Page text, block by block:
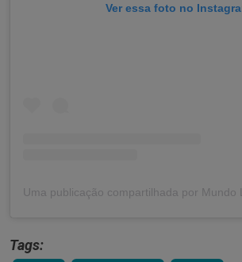
Ver essa foto no
Tags: